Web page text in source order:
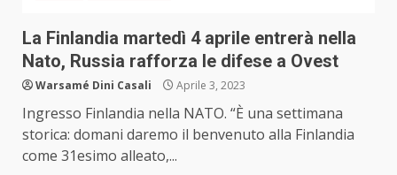
La Finlandia martedì 4 aprile entrerà nella
Nato, Russia rafforza le difese a Ovest
Warsamé Dini Casali Aprile 3, 2023
Ingresso Finlandia nella NATO. “È una settimana
storica: domani daremo il benvenuto alla Finlandia
come 31esimo alleato,...